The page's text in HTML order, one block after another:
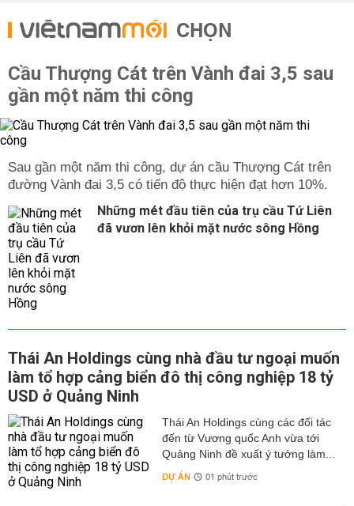
CHỌN
Cầu Thượng Cát trên Vành đai 3,5 sau
gần một năm thi công
Sau gần một năm thi công, dự án cầu Thượng Cát trên
đường Vành đai 3,5 có tiến độ thực hiện đạt hơn 10%.
Những mét đầu tiên của trụ cầu Tứ Liên
đã vươn lên khỏi mặt nước sông Hồng
Thái An Holdings cùng nhà đầu tư ngoại muốn
làm tổ hợp cảng biển đô thị công nghiệp 18 tỷ
USD ở Quảng Ninh
Thái An Holdings cùng các đối tác
đến từ Vương quốc Anh vừa tới
Quảng Ninh đề xuất ý tưởng làm...
DỰ ÁN 01 phút trước